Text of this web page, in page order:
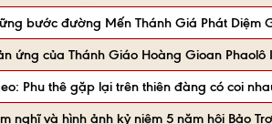
bước đường Mến Thánh Giá Phát Diệm
ứng của Thánh Giáo Hoàng Gioan
Phu thê gặp lại trên thiên đàng có coi
nghĩ và hình ảnh kỷ niệm 5 năm hội Bảo